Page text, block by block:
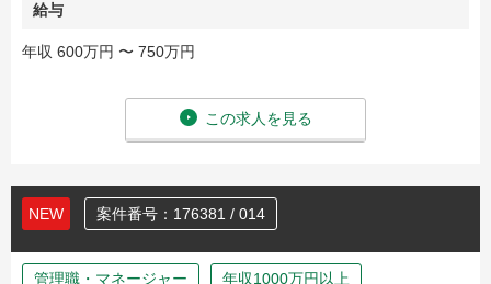
給与
年収 600万円 〜 750万円
この求人を見る
NEW 案件番号：176381 / 014
管理職・マネージャー 年収1000万円以上